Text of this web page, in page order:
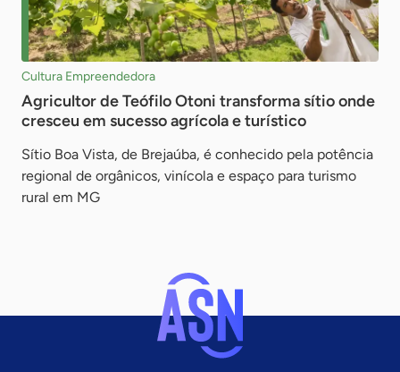
Cultura Empreendedora
Agricultor de Teófilo Otoni transforma sítio onde
cresceu em sucesso agrícola e turístico
Sítio Boa Vista, de Brejaúba, é conhecido pela potência
regional de orgânicos, vinícola e espaço para turismo
rural em MG